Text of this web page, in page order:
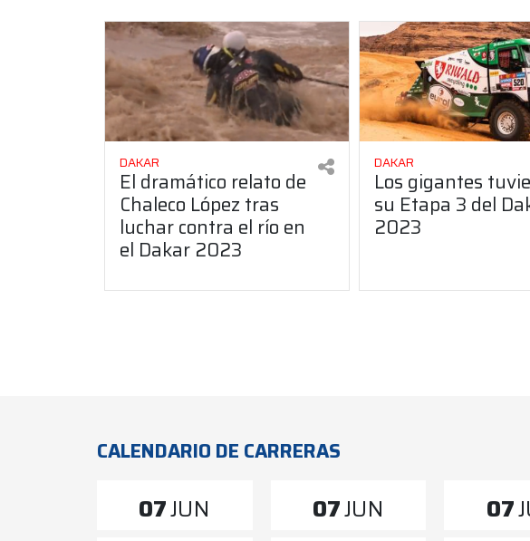
DAKAR
El dramático relato de
Chaleco López tras
luchar contra el río en
el Dakar 2023
DAKAR
Los gigantes
su Etapa 3 del
2023
CALENDARIO DE CARRERAS
07JUN 07JUN 07